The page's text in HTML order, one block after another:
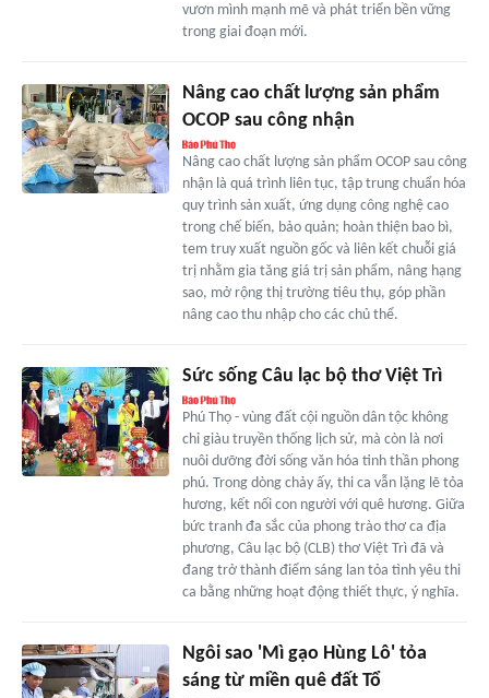
vươn mình mạnh mẽ và phát triển bền vững
trong giai đoạn mới.
Nâng cao chất lượng sản phẩm
OCOP sau công nhận
Nâng cao chất lượng sản phẩm OCOP sau công
nhận là quá trình liên tục, tập trung chuẩn hóa
quy trình sản xuất, ứng dụng công nghệ cao
trong chế biến, bảo quản; hoàn thiện bao bì,
tem truy xuất nguồn gốc và liên kết chuỗi giá
trị nhằm gia tăng giá trị sản phẩm, nâng hạng
sao, mở rộng thị trường tiêu thụ, góp phần
nâng cao thu nhập cho các chủ thể.
Sức sống Câu lạc bộ thơ Việt Trì
Phú Thọ - vùng đất cội nguồn dân tộc không
chỉ giàu truyền thống lịch sử, mà còn là nơi
nuôi dưỡng đời sống văn hóa tinh thần phong
phú. Trong dòng chảy ấy, thi ca vẫn lặng lẽ tỏa
hương, kết nối con người với quê hương. Giữa
bức tranh đa sắc của phong trào thơ ca địa
phương, Câu lạc bộ (CLB) thơ Việt Trì đã và
đang trở thành điểm sáng lan tỏa tình yêu thi
ca bằng những hoạt động thiết thực, ý nghĩa.
Ngôi sao 'Mì gạo Hùng Lô' tỏa
sáng từ miền quê đất Tổ